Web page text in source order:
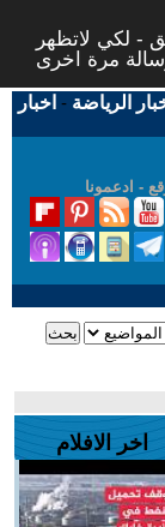
- لكي لاتظهر
الرياضة - اخبار
- ادعمونا
اخر الافلام